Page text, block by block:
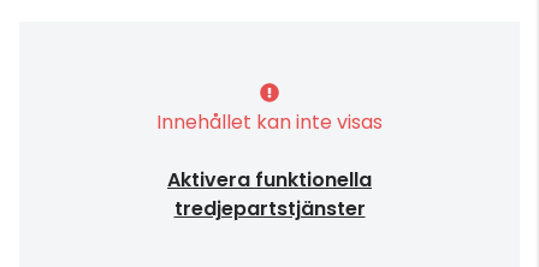
Innehållet kan inte visas
Aktivera funktionella
tredjepartstjänster